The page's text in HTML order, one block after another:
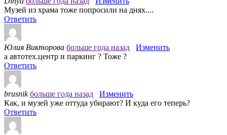
Музей из храма тоже попросили на днях....
Ответить
Юлия Викторова больше года назад
Изменить
а автотех.центр и паркинг ? Тоже ?
Ответить
brusnik больше года назад
Изменить
Как, и музей уже оттуда убирают? И куда его теперь?
Ответить